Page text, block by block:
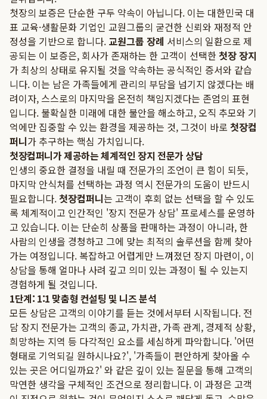
첫장의 보증은 단순한 구두 약속이 아닙니다. 이는 대한민국 대
표 교육·생활문화 기업인 교원그룹의 굳건한 신뢰와 재정적 안
정성을 기반으로 합니다. 교원그룹 장례 서비스의 일환으로 제
공되는 이 보증은, 회사가 존재하는 한 고객이 선택한첫장 장지
가 최상의 상태로 유지될 것을 약속하는 공식적인 증서와 같습
니다. 이는 남은 가족들에게 관리의 부담을 넘기지 않겠다는 배
려이자, 스스로의 마지막을 온전히 책임지겠다는 존엄의 표현
입니다. 불확실한 미래에 대한 불안을 해소하고, 오직 추모와 기
억에만 집중할 수 있는 환경을 제공하는 것, 그것이 바로 첫장컴
퍼니가 추구하는 핵심 가치입니다.
첫장컴퍼니가 제공하는 체계적인 장지 전문가 상담
인생의 중요한 결정을 내릴 때 전문가의 조언이 큰 힘이 되듯,
마지막 안식처를 선택하는 과정 역시 전문가의 도움이 반드시
필요합니다.첫장컴퍼니는 고객이 후회 없는 선택을 할 수 있도
록 체계적이고 인간적인 '장지 전문가 상담' 프로세스를 운영하
고 있습니다. 이는 단순히 상품을 판매하는 과정이 아니라, 한
사람의 인생을 경청하고 그에 맞는 최적의 솔루션을 함께 찾아
가는 여정입니다. 복잡하고 어렵게만 느껴졌던 장지 마련이, 이
상담을 통해 얼마나 사려 깊고 의미 있는 과정이 될 수 있는지
경험하게 될 것입니다.
1단계: 1:1 맞춤형 컨설팅 및 니즈 분석
모든 상담은 고객의 이야기를 듣는 것에서부터 시작됩니다. 전
담 장지 전문가는 고객의 종교, 가치관, 가족 관계, 경제적 상황,
희망하는 지역 등 다각적인 요소를 세심하게 파악합니다. '어떤
형태로 기억되길 원하시나요?', '가족들이 편안하게 찾아올 수
있는 곳은 어디일까요?' 와 같은 깊이 있는 질문을 통해 고객의
막연한 생각을 구체적인 조건으로 정리합니다. 이 과정은 고객